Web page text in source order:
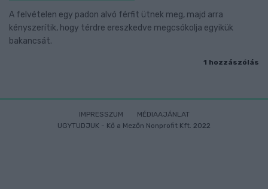
A felvételen egy padon alvó férfit ütnek meg, majd arra
kényszerítik, hogy térdre ereszkedve megcsókolja egyikük
bakancsát.
1 hozzászólás
IMPRESSZUM
MÉDIAAJÁNLAT
UGYTUDJUK - Kő a Mezőn Nonprofit Kft. 2022